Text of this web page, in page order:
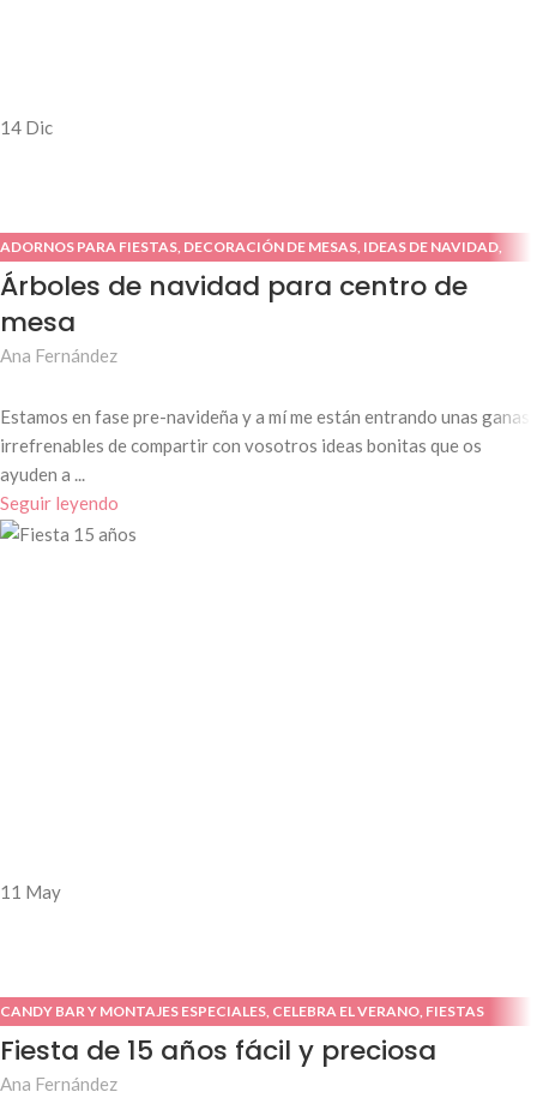
14 Dic
ADORNOS PARA FIESTAS, DECORACIÓN DE MESAS, IDEAS DE NAVIDAD,
TUTORIALES O DIY
Árboles de navidad para centro de
mesa
Ana Fernández
Estamos en fase pre-navideña y a mí me están entrando unas ganas
irrefrenables de compartir con vosotros ideas bonitas que os
ayuden a ...
Seguir leyendo
11 May
CANDY BAR Y MONTAJES ESPECIALES, CELEBRA EL VERANO, FIESTAS
INFANTILES
FIESTAS TEMÁTICAS, IDEAS DE PASCUA
Fiesta de 15 años fácil y preciosa
Ana Fernández